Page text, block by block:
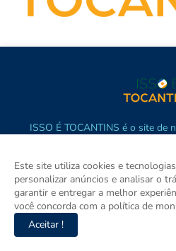
ISSO É TOCANTINS é o site de
cidades e
Este site utiliza cookies e
personalizar anúncios e analisar o
garantir e entregar a melhor
você concorda com a política de
Aceitar !